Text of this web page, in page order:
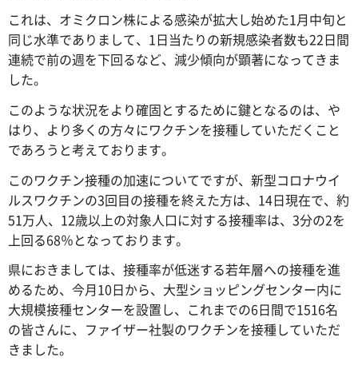
これは、オミクロン株による感染が拡大し始めた1月中旬と
同じ水準でありまして、1日当たりの新規感染者数も22日間
連続で前の週を下回るなど、減少傾向が顕著になってきま
した。
このような状況をより確固とするために鍵となるのは、や
はり、より多くの方々にワクチンを接種していただくこと
であろうと考えております。
このワクチン接種の加速についてですが、新型コロナウイ
ルスワクチンの3回目の接種を終えた方は、14日現在で、約
51万人、12歳以上の対象人口に対する接種率は、3分の2を
上回る68％となっております。
県におきましては、接種率が低迷する若年層への接種を進
めるため、今月10日から、大型ショッピングセンター内に
大規模接種センターを設置し、これまでの6日間で1516名
の皆さんに、ファイザー社製のワクチンを接種していただ
きました。